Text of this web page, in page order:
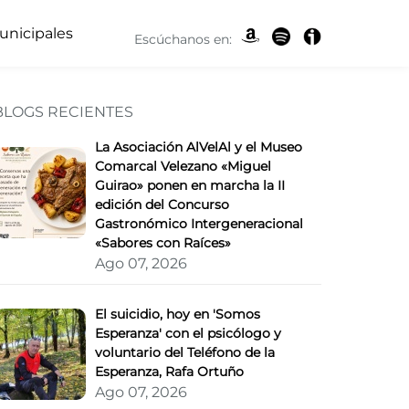
Escúchanos en:
como puesta
RECIENTES
La Asociación AlVelAl y el Museo
Comarcal Velezano «Miguel
Guirao» ponen en marcha la II
edición del Concurso
Gastronómico Intergeneracional
«Sabores con Raíces»
Ago 07, 2026
El suicidio, hoy en 'Somos
Esperanza' con el psicólogo y
voluntario del Teléfono de la
Esperanza, Rafa Ortuño
Ago 07, 2026